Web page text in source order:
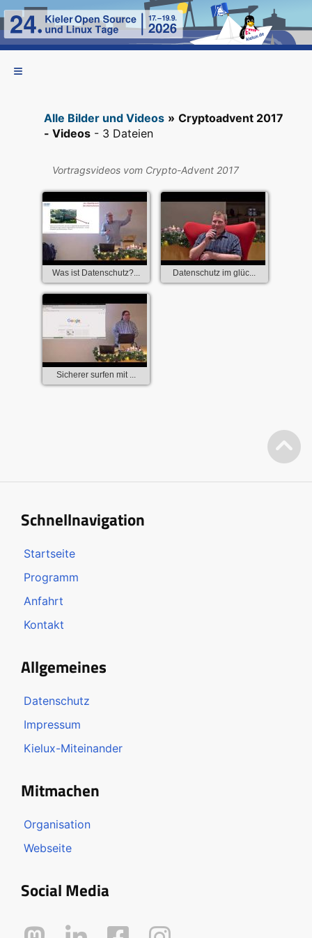
Alle Bilder und Videos » Cryptoadvent 2017
- Videos- 3 Dateien
Vortragsvideos vom Crypto-Advent 2017
Was ist Datenschutz?... Datenschutz im glüc...
Sicherer surfen mit ...
Schnellnavigation
Startseite
Programm
Anfahrt
Kontakt
Allgemeines
Datenschutz
Impressum
Kielux-Miteinander
Mitmachen
Organisation
Webseite
Social Media